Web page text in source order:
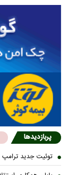
پربازدیدها
توئیت جدید